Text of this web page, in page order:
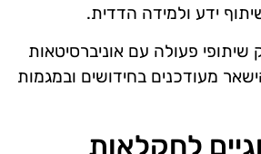
ידע ולמידה הדדית.
שיתופי פעולה עם אוניברסיטאות
מעודכנים בחידושים ובמגמות
לחקלאות